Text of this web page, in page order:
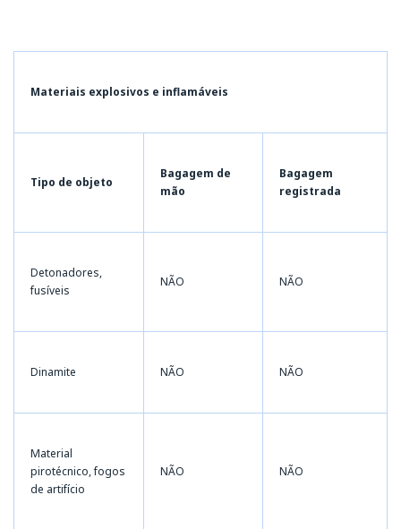
Materiais explosivos e inflamáveis
Tipo de objeto
Bagagem de
mão
Bagagem
registrada
Detonadores,
fusíveis
NÃO NÃO
Dinamite NÃO NÃO
Material
pirotécnico, fogos
de artifício
NÃO NÃO